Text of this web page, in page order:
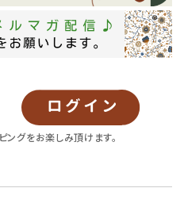
グをお楽しみ頂けます。